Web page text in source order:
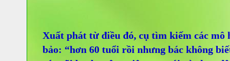
Xuất phát từ điều đó, cụ tìm kiếm các
bảo: “hơn 60 tuổi rồi nhưng bác không